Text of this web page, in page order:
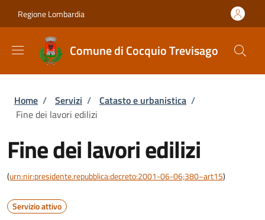
Regione Lombardia
Comune di Cocquio Trevisago
Briciole di pane
Home / Servizi / Catasto e urbanistica /
Fine dei lavori edilizi
Fine dei lavori edilizi
(urn:nir:presidente.repubblica:decreto:2001-06-06;380~art15)
Servizio attivo